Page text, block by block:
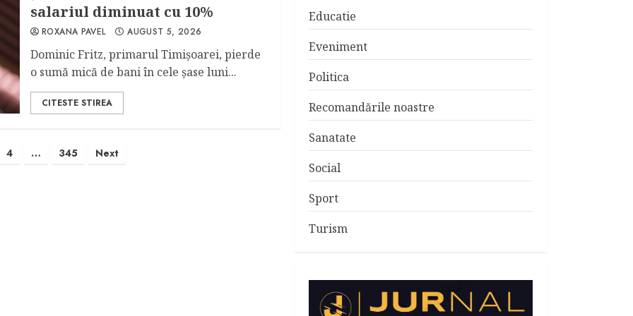
salariul diminuat cu 10%
ROXANA PAVEL AUGUST 5, 2026
Dominic Fritz, primarul Timişoarei, pierde
o sumă mică de bani în cele şase luni...
CITESTE STIREA
4 … 345 Next
Educatie
Eveniment
Politica
Recomandările noastre
Sanatate
Social
Sport
Turism